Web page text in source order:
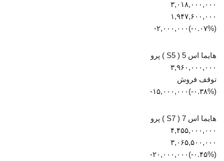
۳,۰۱۸,۰۰۰,۰۰۰
۱,۹۴۷,۶۰۰,۰۰۰
(‎-۰.۰۷%‏)‎-۲,۰۰۰,۰۰۰‏
هایما اس 5 ( S5 ) پرو
۳,۹۶۰,۰۰۰,۰۰۰
توقف فروش
(‎-۰.۳۸%‏)‎-۱۵,۰۰۰,۰۰۰‏
هایما اس 7 ( S7 ) پرو
۴,۴۵۵,۰۰۰,۰۰۰
۳,۰۶۵,۵۰۰,۰۰۰
(‎-۰.۴۵%‏)‎-۲۰,۰۰۰,۰۰۰‏